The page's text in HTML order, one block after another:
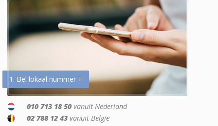
1. Bel lokaal nummer +
010 713 18 50 vanuit Nederland
02 788 12 43 vanuit België